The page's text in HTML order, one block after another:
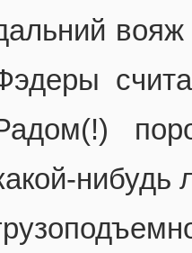
нибудь